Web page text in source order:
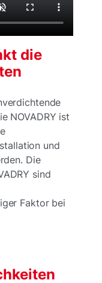
die
NOVADRY ist
und
Die
sind
Faktor bei